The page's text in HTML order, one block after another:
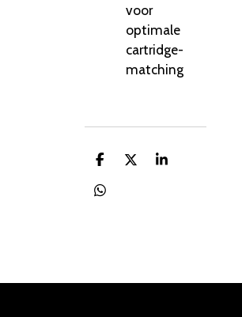
voor
optimale
cartridge-
matching
D
l
D
S
D